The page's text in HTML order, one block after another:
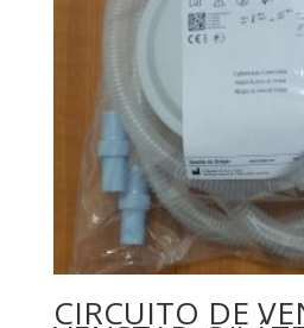
CIRCUITO DE